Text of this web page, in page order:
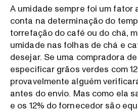
A umidade sempre foi um fator
conta na determinação do
torrefação do café ou do chá,
umidade nas folhas de chá e
desejar. Se uma compradora
especificar grãos verdes com
provavelmente alguém
antes do envio. Mas como ela
e os 12% do fornecedor são